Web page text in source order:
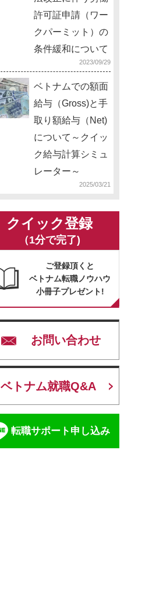
許可証申請（ワー
クパーミット）の
条件緩和について
2023/09/29
ベトナムでの額面
給与（Gross)と手
取り額給与（Net)
について～クイッ
ク給与計算シミュ
レーター～
2025/03/21
クイック登録
（1分で完了)
ご登録頂くと
ベトナム転職ノウハウ
小冊子プレゼント!
お問い合わせ
ベトナム就職Q&A
転職サポート申し込み